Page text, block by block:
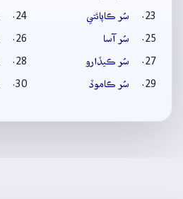
سُر ڪاپائتي
سُر آسا
سُر ڪيڏارو
سُر ڪاموڏ